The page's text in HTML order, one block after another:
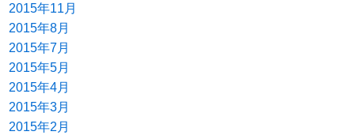
2015年11月
2015年8月
2015年7月
2015年5月
2015年4月
2015年3月
2015年2月